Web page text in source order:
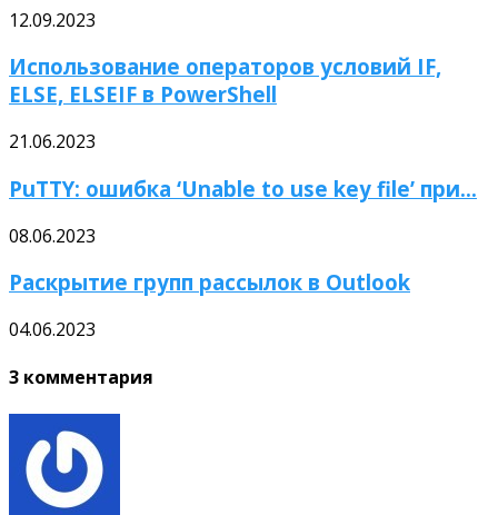
12.09.2023
Использование операторов условий IF,
ELSE, ELSEIF в PowerShell
21.06.2023
PuTTY: ошибка ‘Unable to use key file’ при...
08.06.2023
Раскрытие групп рассылок в Outlook
04.06.2023
3 комментария